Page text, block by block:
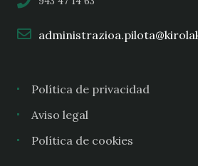
Política de privacidad
Aviso legal
Política de cookies